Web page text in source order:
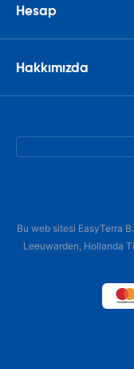
Hesap
Hakkımızda
Bu web sitesi EasyTerra
Leeuwarden, Hollanda